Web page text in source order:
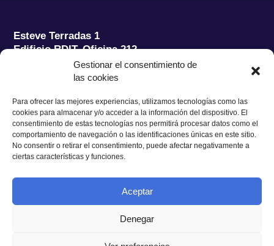
Gestionar el consentimiento de
las cookies
Para ofrecer las mejores experiencias, utilizamos tecnologías como las
cookies para almacenar y/o acceder a la información del dispositivo. El
consentimiento de estas tecnologías nos permitirá procesar datos como el
comportamiento de navegación o las identificaciones únicas en este sitio.
No consentir o retirar el consentimiento, puede afectar negativamente a
ciertas características y funciones.
Aceptar
Denegar
Esteve Terradas 1
Edificio RDIT, Oficina 212
Parc Mediterrani de la Tecnologia (PMT) Campus
08860 Castelldefels (Barcelona)
Tel.:+34 93 280 2088
Fax:+34 93 280 6395
E-mail:ieec@ieec.cat